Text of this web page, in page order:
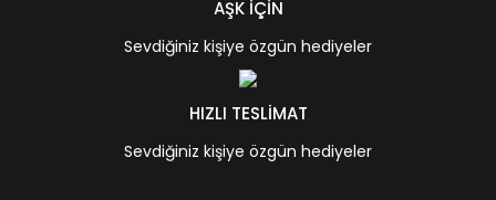
AŞK İÇİN
Sevdiğiniz kişiye özgün hediyeler
HIZLI TESLİMAT
Sevdiğiniz kişiye özgün hediyeler